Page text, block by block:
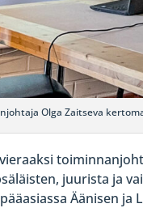
Olga Zaitseva
juurista ja
Äänisen ja